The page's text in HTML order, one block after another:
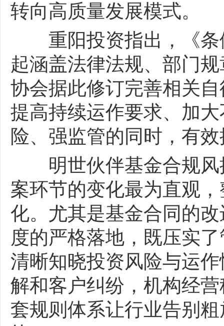
转向高质量发展模式。
重阳投资指出，《条
起涵盖法律法规、部门
协会据此修订完善相关
提高持续运作要求、加
险、强监管的同时，有
明世伙伴基金合规风
案环节的变化最为直观
化。尤其是基金合同的
度的严格落地，既压实
清晰知晓投资风险与运
解和客户纠纷，机构经
套规则体系让行业告别